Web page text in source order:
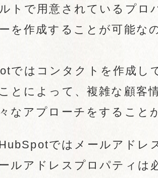
トで用意されているプロ
を作成することが可能な
ではコンタクトを作成し
とによって、複雑な顧客
なアプローチをすること
ではメールアドレ
ルアドレスプロパティは